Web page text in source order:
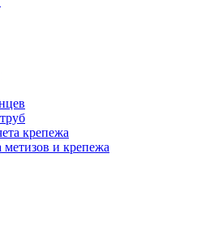
крепежа
метизов и крепежа